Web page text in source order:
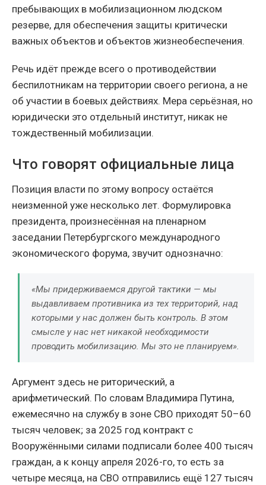
пребывающих в мобилизационном людском
резерве, для обеспечения защиты критически
важных объектов и объектов жизнеобеспечения.
Речь идёт прежде всего о противодействии
беспилотникам на территории своего региона, а не
об участии в боевых действиях. Мера серьёзная, но
юридически это отдельный институт, никак не
тождественный мобилизации.
Что говорят официальные лица
Позиция власти по этому вопросу остаётся
неизменной уже несколько лет. Формулировка
президента, произнесённая на пленарном
заседании Петербургского международного
экономического форума, звучит однозначно:
«Мы придерживаемся другой тактики — мы
выдавливаем противника из тех территорий, над
которыми у нас должен быть контроль. В этом
смысле у нас нет никакой необходимости
проводить мобилизацию. Мы это не планируем».
Аргумент здесь не риторический, а
арифметический. По словам Владимира Путина,
ежемесячно на службу в зоне СВО приходят 50–60
тысяч человек; за 2025 год контракт с
Вооружёнными силами подписали более 400 тысяч
граждан, а к концу апреля 2026-го, то есть за
четыре месяца, на СВО отправились ещё 127 тысяч